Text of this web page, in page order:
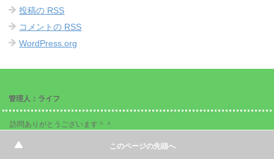
投稿の RSS
コメントの RSS
WordPress.org
管理人：ライフ
訪問ありがとうございます＾＾
このページの先頭へ